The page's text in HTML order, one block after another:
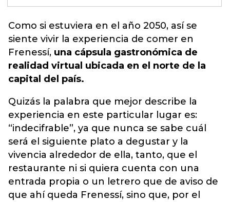
Como si estuviera en el año 2050, asíse
siente vivir la experiencia de comer en
Frenessí, una cápsula gastronómica de
realidad virtual ubicada en el norte de la
capital del país.
Quizás la palabra que mejor describe la
experiencia en este particular lugar es:
“indecifrable”, ya que nunca se sabe cuál
será el siguiente plato a degustar y la
vivencia alrededor de ella, tanto, que el
restaurante ni si quiera cuenta con una
entrada propia o un letrero que de aviso de
que ahí queda Frenessí, sino que, por el